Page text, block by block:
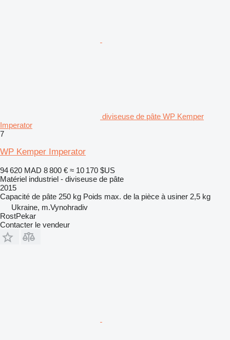
diviseuse de pâte WP Kemper
Imperator
7
WP Kemper Imperator
94 620 MAD 8 800 € ≈ 10 170 $US
Matériel industriel - diviseuse de pâte
2015
Capacité de pâte 250 kg Poids max. de la pièce à usiner 2,5 kg
Ukraine, m.Vynohradiv
RostPekar
Contacter le vendeur